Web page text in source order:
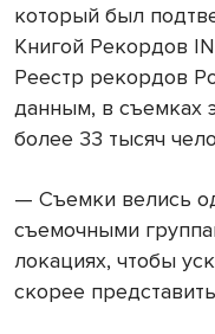
который был
Книгой Рекордов
Реестр рекордов
данным, в съемках
более 33 тысяч
— Съемки велись
съемочными
локациях, чтобы
скорее